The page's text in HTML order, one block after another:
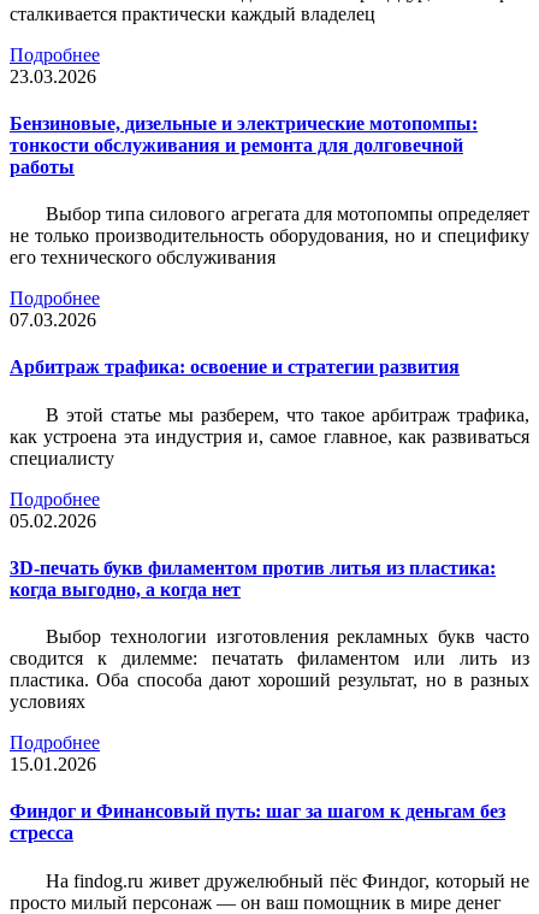
сталкивается практически каждый владелец
Подробнее
23.03.2026
Бензиновые, дизельные и электрические мотопомпы:
тонкости обслуживания и ремонта для долговечной
работы
Выбор типа силового агрегата для мотопомпы определяет
не только производительность оборудования, но и специфику
его технического обслуживания
Подробнее
07.03.2026
Арбитраж трафика: освоение и стратегии развития
В этой статье мы разберем, что такое арбитраж трафика,
как устроена эта индустрия и, самое главное, как развиваться
специалисту
Подробнее
05.02.2026
3D-печать букв филаментом против литья из пластика:
когда выгодно, а когда нет
Выбор технологии изготовления рекламных букв часто
сводится к дилемме: печатать филаментом или лить из
пластика. Оба способа дают хороший результат, но в разных
условиях
Подробнее
15.01.2026
Финдог и Финансовый путь: шаг за шагом к деньгам без
стресса
На findog.ru живет дружелюбный пёс Финдог, который не
просто милый персонаж — он ваш помощник в мире денег